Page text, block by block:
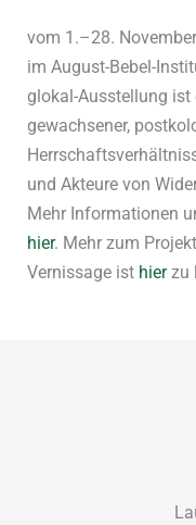
vom 1.–28.
im August-Bebel-
glokal-Ausstellung ist
gewachsener,
und Akteure von
Mehr Informationen
hier. Mehr zum
Vernissage ist hierzu